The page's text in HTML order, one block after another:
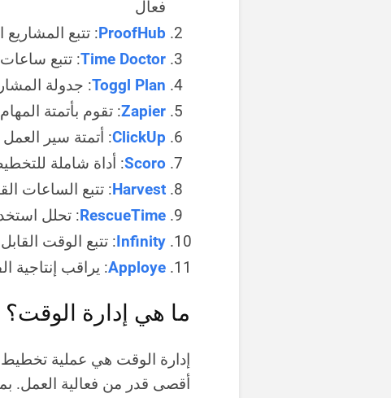
فعال
ProofHub: تتبع المشاريع
Time Doctor: تتبع ساعات
Toggl Plan: جدولة
Zapier: تقوم بأتمتة
ClickUp: أتمتة سير
Scoro: أداة شاملة
Harvest: تتبع الساعات
RescueTime: تحلل
Infinity: تتبع الوقت
Apploye: يراقب إنتاجية
ما هي إدارة الوقت؟
إدارة الوقت هي عملية
أقصى قدر من فعالية العمل.